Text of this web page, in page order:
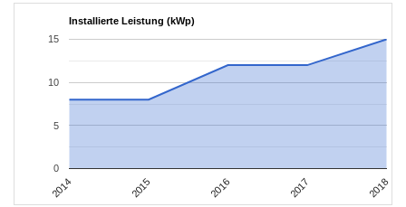
Installierte Leistung (kWp)
2014 2015 2016 2017 2018
0
5
10
15